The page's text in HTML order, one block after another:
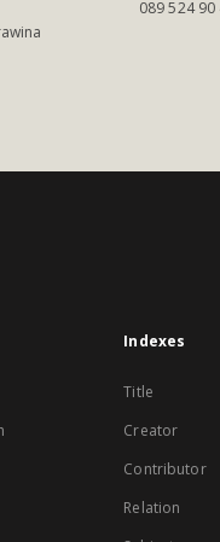
089 524
Indexes
Title
Creator
Contributor
Relation